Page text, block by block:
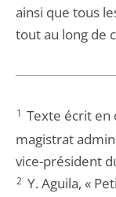
ainsi que tous
tout au long de
1 Texte écrit en
magistrat
vice-président
2Y. Aguila, «